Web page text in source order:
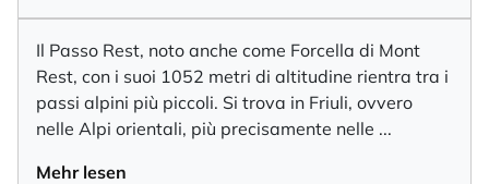
Il Passo Rest, noto anche come Forcella di Mont
Rest, con i suoi 1052 metri di altitudine rientra tra i
passi alpini più piccoli. Si trova in Friuli, ovvero
nelle Alpi orientali, più precisamente nelle ...
Mehr lesen